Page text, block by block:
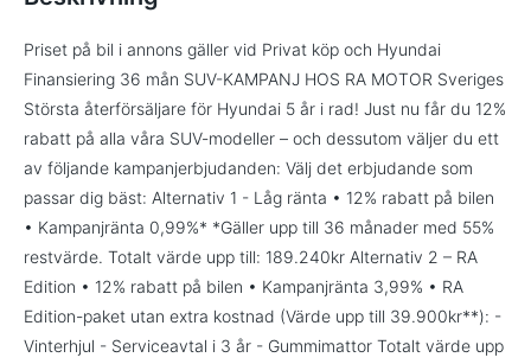
Priset på bil i annons gäller vid Privat köp och Hyundai
Finansiering 36 mån SUV-KAMPANJ HOS RA MOTOR Sveriges
Största återförsäljare för Hyundai 5 år i rad! Just nu får du 12%
rabatt på alla våra SUV-modeller – och dessutom väljer du ett
av följande kampanjerbjudanden: Välj det erbjudande som
passar dig bäst: Alternativ 1 - Låg ränta • 12% rabatt på bilen
• Kampanjränta 0,99%* *Gäller upp till 36 månader med 55%
restvärde. Totalt värde upp till: 189.240kr Alternativ 2 – RA
Edition • 12% rabatt på bilen • Kampanjränta 3,99% • RA
Edition-paket utan extra kostnad (Värde upp till 39.900kr**): -
Vinterhjul - Serviceavtal i 3 år - Gummimattor Totalt värde upp